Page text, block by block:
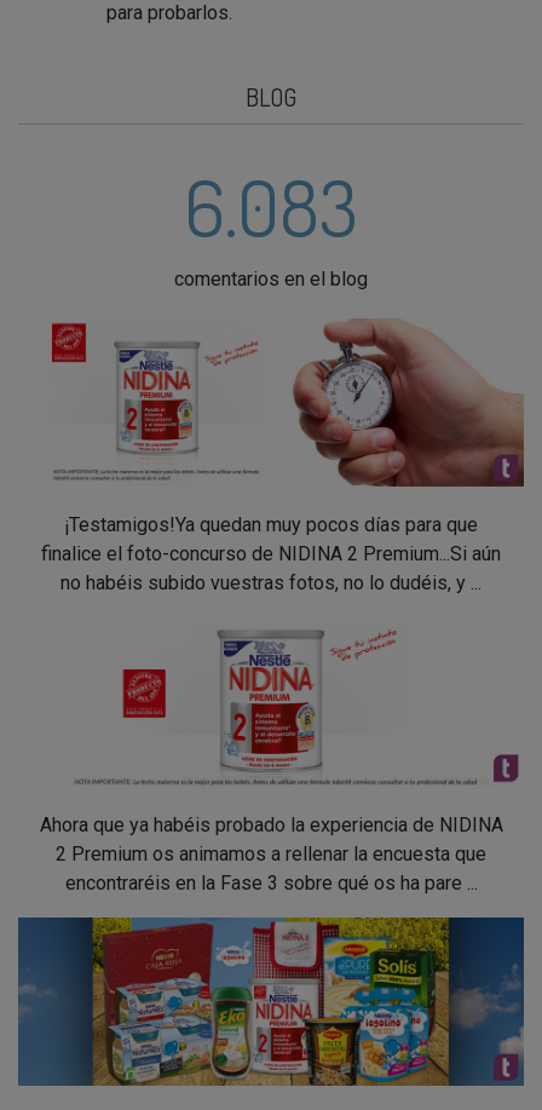
para probarlos.
BLOG
6.083
comentarios en el blog
¡Testamigos!Ya quedan muy pocos días para que
finalice el foto-concurso de NIDINA 2 Premium...Si aún
no habéis subido vuestras fotos, no lo dudéis, y ...
Ahora que ya habéis probado la experiencia de NIDINA
2 Premium os animamos a rellenar la encuesta que
encontraréis en la Fase 3 sobre qué os ha pare ...